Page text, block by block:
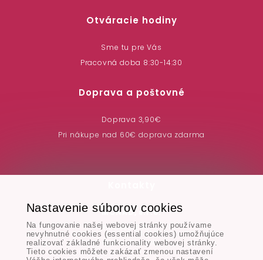
Otváracie hodiny
Sme tu pre Vás
Pracovná doba 8:30-14:30
Doprava a poštovné
Doprava 3,90€
Pri nákupe nad 60€ doprava zdarma
MONAD, s.r.o.
Hodská 345/3,
924 01 Galanta
Nastavenie súborov cookies
Na fungovanie našej webovej stránky používame
nevyhnutné cookies (essential cookies) umožňujúce
realizovať základné funkcionality webovej stránky.
Tieto cookies môžete zakázať zmenou nastavení